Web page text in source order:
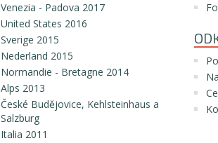
Venezia - Padova 2017
United States 2016
Sverige 2015
Nederland 2015
Normandie - Bretagne 2014
Alps 2013
České Budějovice, Kehlsteinhaus a
Salzburg
Italia 2011